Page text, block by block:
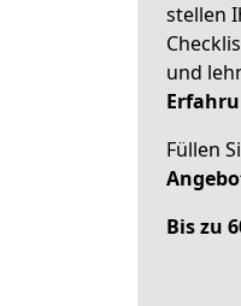
stellen
und
Füllen
Bis zu